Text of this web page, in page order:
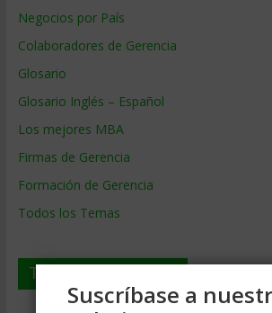
Negocios por País
Colaboradores de Gerencia
Glosario
Glosario Inglés – Español
Los mejores MBA
Firmas de Gerencia
Formación de Gerencia
Todos los Temas
Temas de Gerencia
Suscríbase a